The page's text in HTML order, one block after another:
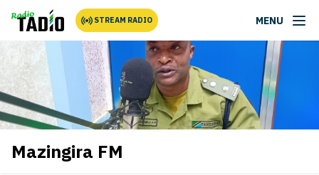
STREAM RADIO MENU
Mazingira FM